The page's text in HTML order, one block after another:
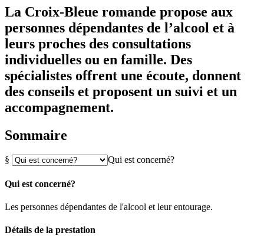
La Croix-Bleue romande propose aux
personnes dépendantes de l’alcool et à
leurs proches des consultations
individuelles ou en famille. Des
spécialistes offrent une écoute, donnent
des conseils et proposent un suivi et un
accompagnement.
Sommaire
§ Qui est concerné?
Qui est concerné?
Les personnes dépendantes de l'alcool et leur entourage.
Détails de la prestation